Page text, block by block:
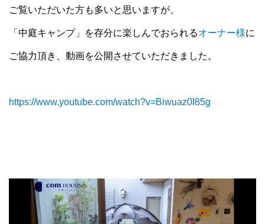
ご覧いただいた方も多いと思いますが、
「中庭キャンプ」を存分に楽しんでおられるオーナー様に
ご協力頂き、動画を公開させていただきました。
https://www.youtube.com/watch?v=Biwuaz0I85g